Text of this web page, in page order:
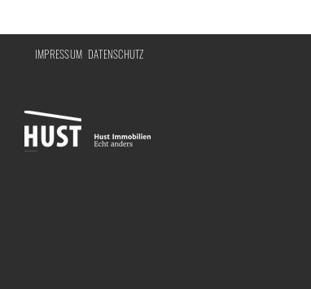
IMPRESSUM DATENSCHUTZ